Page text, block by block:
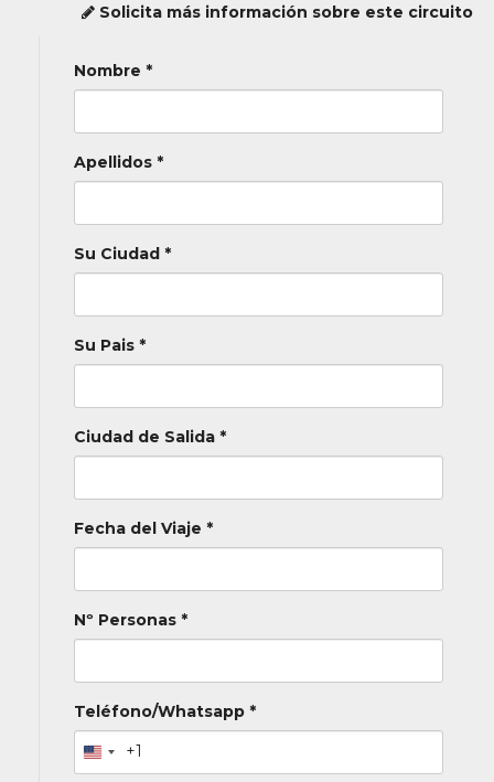
Solicita más información sobre este circuito
Nombre *
Apellidos *
Su Ciudad *
Su Pais *
Ciudad de Salida *
Fecha del Viaje *
Nº Personas *
Teléfono/Whatsapp *
+1